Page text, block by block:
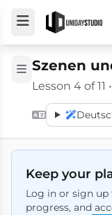
Szenen
Lesson 4 of 11
Keep your
Log in or sign up
progress, and